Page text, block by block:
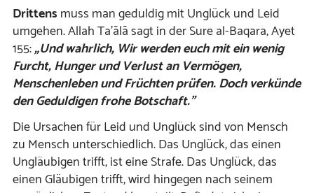
Drittens muss man geduldig mit Unglück und Leid
umgehen. Allah Ta’ālā sagt in der Sure al-Baqara, Ayet
155:„Und wahrlich, Wir werden euch mit ein wenig
Furcht, Hunger und Verlust an Vermögen,
Menschenleben und Früchten prüfen. Doch verkünde
den Geduldigen frohe Botschaft.”
Die Ursachen für Leid und Unglück sind von Mensch
zu Mensch unterschiedlich. Das Unglück, das einen
Ungläubigen trifft, ist eine Strafe. Das Unglück, das
einen Gläubigen trifft, wird hingegen nach seinem